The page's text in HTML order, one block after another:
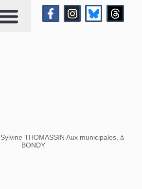
THOMASSIN Aux municipales, à
BONDY